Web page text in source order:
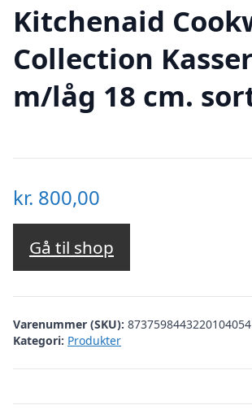
Kitchenaid
Collection
m/låg 18 cm.
kr. 800,00
Gå til shop
Varenummer (SKU): 8737598443220104054
Kategori: Produkter